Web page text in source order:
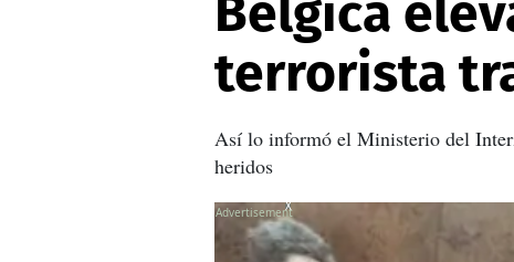
Bélgica
terrorista
Así lo informó el Ministerio del
heridos
X